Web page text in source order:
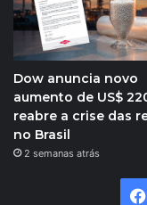
Dow anuncia novo
aumento de US$
reabre a crise das
no Brasil
2 semanas atrás